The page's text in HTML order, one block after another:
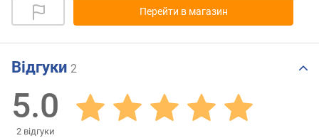
Перейти в магазин
Відгуки 2
5.0
2 відгуки